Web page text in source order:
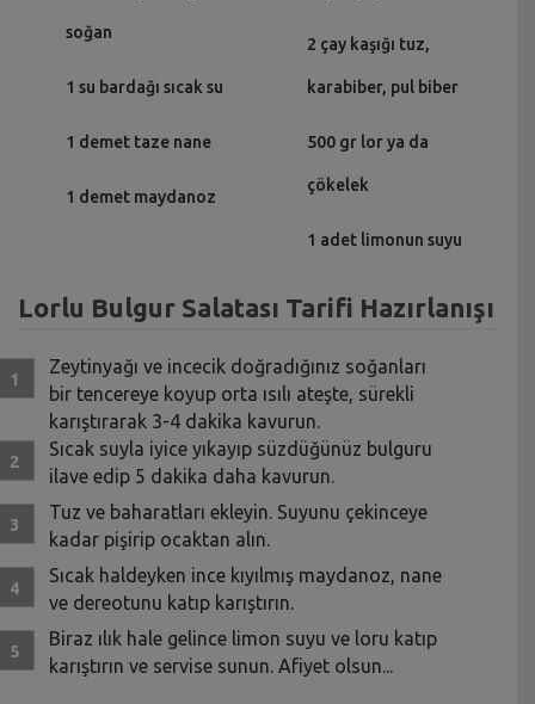
soğan
1 su bardağı sıcak su
1 demet taze nane
1 demet maydanoz
2 çay kaşığı tuz,
karabiber, pul biber
500 gr lor ya da
çökelek
1 adet limonun suyu
Lorlu Bulgur Salatası Tarifi Hazırlanışı
Zeytinyağı ve incecik doğradığınız soğanları
bir tencereye koyup orta ısılı ateşte, sürekli
karıştırarak 3-4 dakika kavurun.
Sıcak suyla iyice yıkayıp süzdüğünüz bulguru
ilave edip 5 dakika daha kavurun.
Tuz ve baharatları ekleyin. Suyunu çekinceye
kadar pişirip ocaktan alın.
Sıcak haldeyken ince kıyılmış maydanoz, nane
ve dereotunu katıp karıştırın.
Biraz ılık hale gelince limon suyu ve loru katıp
karıştırın ve servise sunun. Afiyet olsun...